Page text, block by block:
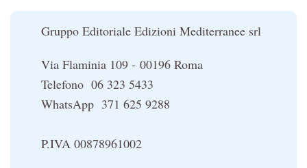
Gruppo Editoriale Edizioni Mediterranee srl
Via Flaminia 109 - 00196 Roma
Telefono 06 323 5433
WhatsApp 371 625 9288
P.IVA 00878961002